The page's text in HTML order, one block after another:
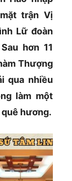
trận Vị
Lữ đoàn
hơn 11
Thượng
qua nhiều
làm một
hương.